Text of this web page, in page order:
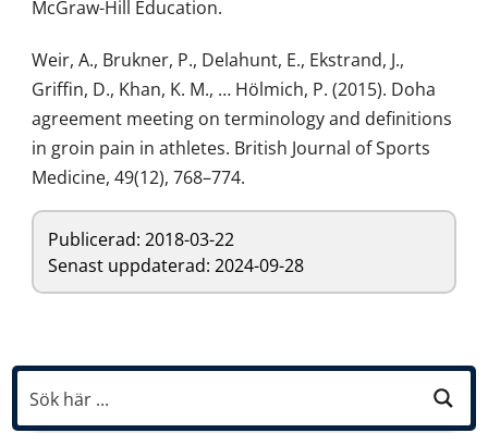
McGraw-Hill Education.
Weir, A., Brukner, P., Delahunt, E., Ekstrand, J.,
Griffin, D., Khan, K. M., … Hölmich, P. (2015). Doha
agreement meeting on terminology and definitions
in groin pain in athletes. British Journal of Sports
Medicine, 49(12), 768–774.
Publicerad:2018-03-22
Senast uppdaterad: 2024-09-28